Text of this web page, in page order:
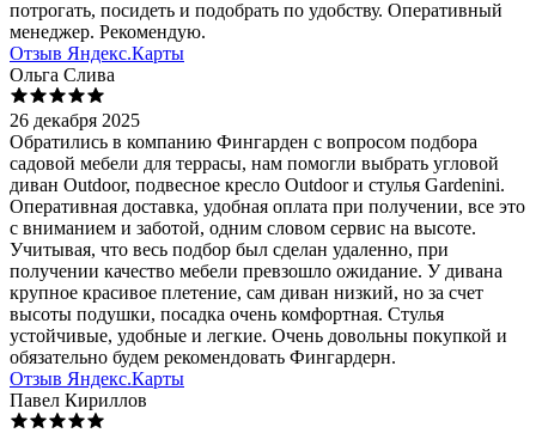
потрогать, посидеть и подобрать по удобству. Оперативный
менеджер. Рекомендую.
Отзыв Яндекс.Карты
Ольга Слива
26 декабря 2025
Обратились в компанию Фингарден с вопросом подбора
садовой мебели для террасы, нам помогли выбрать угловой
диван Outdoor, подвесное кресло Outdoor и стулья Gardenini.
Оперативная доставка, удобная оплата при получении, все это
с вниманием и заботой, одним словом сервис на высоте.
Учитывая, что весь подбор был сделан удаленно, при
получении качество мебели превзошло ожидание. У дивана
крупное красивое плетение, сам диван низкий, но за счет
высоты подушки, посадка очень комфортная. Стулья
устойчивые, удобные и легкие. Очень довольны покупкой и
обязательно будем рекомендовать Фингардерн.
Отзыв Яндекс.Карты
Павел Кириллов